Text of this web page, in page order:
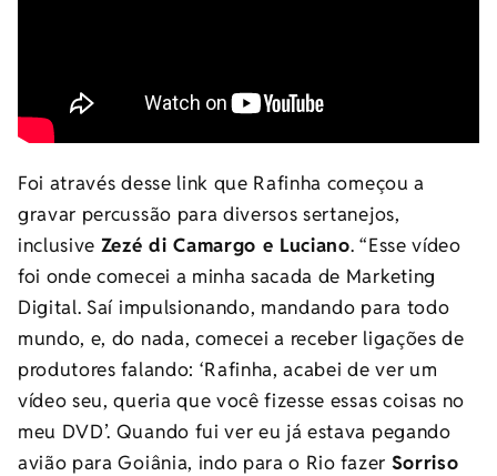
Foi através desse link que Rafinha começou a
gravar percussão para diversos sertanejos,
inclusive Zezé di Camargo e Luciano. “Esse vídeo
foi onde comecei a minha sacada de Marketing
Digital. Saí impulsionando, mandando para todo
mundo, e, do nada, comecei a receber ligações de
produtores falando: ‘Rafinha, acabei de ver um
vídeo seu, queria que você fizesse essas coisas no
meu DVD’. Quando fui ver eu já estava pegando
avião para Goiânia, indo para o Rio fazer Sorriso